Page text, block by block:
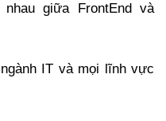
giữa FrontEnd và
IT và mọi lĩnh vực